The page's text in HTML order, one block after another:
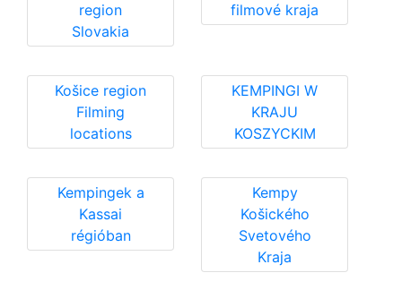
region
Slovakia
filmové kraja
Košice region
Filming
locations
KEMPINGI W
KRAJU
KOSZYCKIM
Kempingek a
Kassai
régióban
Kempy
Košického
Svetového
Kraja